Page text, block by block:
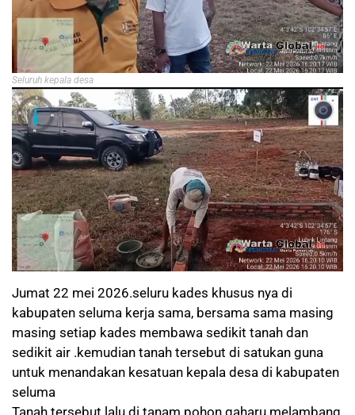
Seluruh kepala desa
Jumat 22 mei 2026.seluru kades khusus nya di
kabupaten seluma kerja sama, bersama sama masing
masing setiap kades membawa sedikit tanah dan
sedikit air .kemudian tanah tersebut di satukan guna
untuk menandakan kesatuan kepala desa di kabupaten
seluma
Tanah tersebut lalu di tanam pohon gaharu melambang